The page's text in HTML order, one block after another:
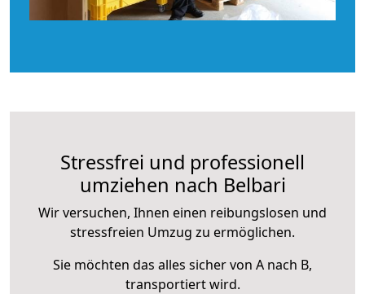
Stressfrei und professionell
umziehen nach Belbari
Wir versuchen, Ihnen einen reibungslosen und
stressfreien Umzug zu ermöglichen.
Sie möchten das alles sicher von A nach B,
transportiert wird.